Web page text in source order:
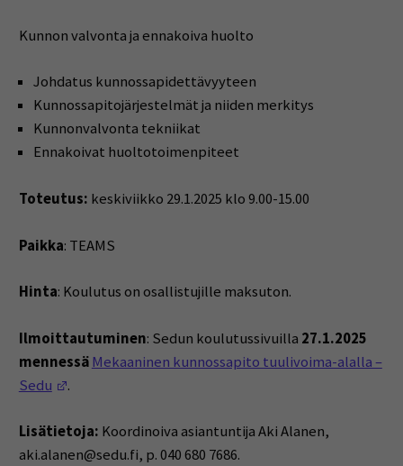
Kunnon valvonta ja ennakoiva huolto
Johdatus kunnossapidettävyyteen
Kunnossapitojärjestelmät ja niiden merkitys
Kunnonvalvonta tekniikat
Ennakoivat huoltotoimenpiteet
Toteutus: keskiviikko 29.1.2025 klo 9.00-15.00
Paikka: TEAMS
Hinta: Koulutus on osallistujille maksuton.
Ilmoittautuminen: Sedun koulutussivuilla 27.1.2025
mennessä Mekaaninen kunnossapito tuulivoima-alalla –
Sedu
(Opens in a new window)
.
Lisätietoja: Koordinoiva asiantuntija Aki Alanen,
aki.alanen@sedu.fi, p. 040 680 7686.